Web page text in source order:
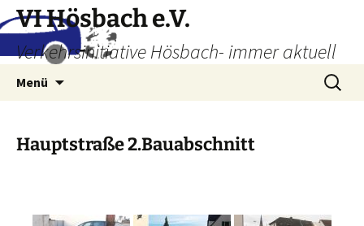
Zum
Inhalt
springen
VI Hösbach e.V.
Verkehrsinitiative Hösbach- immer aktuell
Menü
Suchen
nach:
Hauptstraße 2.Bauabschnitt